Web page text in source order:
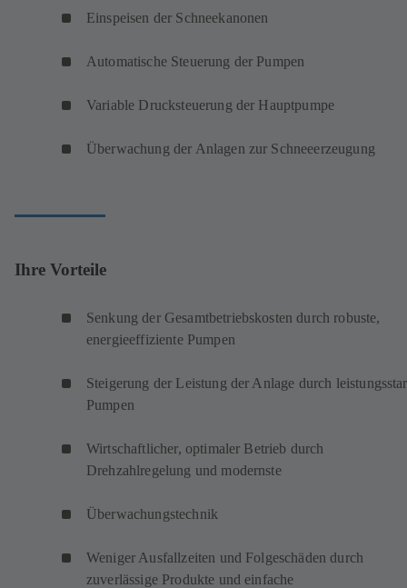
Einspeisen der Schneekanonen
Automatische Steuerung der Pumpen
Variable Drucksteuerung der Hauptpumpe
Überwachung der Anlagen zur Schneeerzeugung
Ihre Vorteile
Senkung der Gesamtbetriebskosten durch robuste,
energieeffiziente Pumpen
Steigerung der Leistung der Anlage durch
Pumpen
Wirtschaftlicher, optimaler Betrieb durch
Drehzahlregelung und modernste
Überwachungstechnik
Weniger Ausfallzeiten und Folgeschäden durch
zuverlässige Produkte und einfache